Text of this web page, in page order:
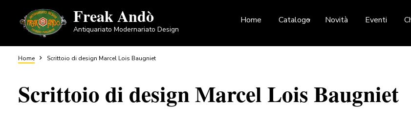
contenuto
principale
Freak Andò
Antiquariato Modernariato Design
Home Catalogo Novità Eventi
Briciole
di
Home Scrittoio di design Marcel Lois Baugniet
Scrittoio di design Marcel Lois Baugniet